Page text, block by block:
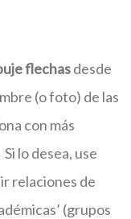
flechasdesde
(o foto) de las
con más
lo desea, use
relaciones de
(grupos